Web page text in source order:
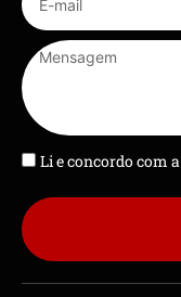
Li e concordo com a